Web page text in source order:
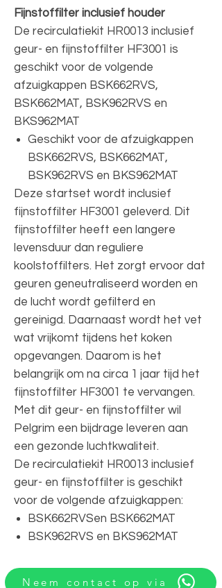
Fijnstoffilter inclusief houder
De recirculatiekit HR0013 inclusief
geur- en fijnstoffilter HF3001 is
geschikt voor de volgende
afzuigkappen BSK662RVS,
BSK662MAT, BSK962RVS en
BKS962MAT
Geschikt voor de afzuigkappen
BSK662RVS, BSK662MAT,
BSK962RVS en BKS962MAT
Deze startset wordt inclusief
fijnstoffilter HF3001 geleverd. Dit
fijnstoffilter heeft een langere
levensduur dan reguliere
koolstoffilters. Het zorgt ervoor dat
geuren geneutraliseerd worden en
de lucht wordt gefilterd en
gereinigd. Daarnaast wordt het vet
wat vrijkomt tijdens het koken
opgevangen. Daarom is het
belangrijk om na circa 1 jaar tijd het
fijnstoffilter HF3001 te vervangen.
Met dit geur- en fijnstoffilter wil
Pelgrim een bijdrage leveren aan
een gezonde luchtkwaliteit.
De recirculatiekit HR0013 inclusief
geur- en fijnstoffilter is geschikt
voor de volgende afzuigkappen:
BSK662RVSen BSK662MAT
BSK962RVS en BKS962MAT
Neem contact op via